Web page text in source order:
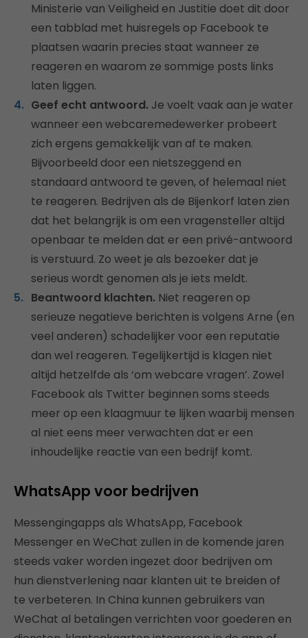
Ministerie van Veiligheid en Justitie doet dit door
een tabblad met huisregels op Facebook te
plaatsen waarin precies staat wanneer ze
reageren en waarom ze sommige posts links
laten liggen.
Geef echt antwoord. Je voelt vaak aan je water
wanneer een webcaremedewerker probeert
zich ergens gemakkelijk van af te maken.
Bijvoorbeeld door een nietszeggend en
standaard antwoord te geven, of helemaal niet
te reageren. Bedrijven als de Bijenkorf laten zien
dat het belangrijk is om een vragensteller altijd
openbaar te melden dat er een privé-antwoord
is verstuurd. Zo weet je als bezoeker dat je
serieus wordt genomen als je iets meldt.
Beantwoord klachten. Niet reageren op
serieuze negatieve berichten is volgens Arne (en
veel anderen) schadelijker voor een reputatie
dan wel reageren. Tegelijkertijd is klagen niet
altijd hetzelfde als ‘om webcare vragen’. Zowel
Facebook als Twitter beginnen soms steeds
meer op een klaagmuur te lijken waarbij mensen
al niet eens meer verwachten dat er een
inhoudelijke reactie van een bedrijf komt.
WhatsApp voor bedrijven
Messengingapps als WhatsApp, Facebook
Messenger en WeChat zullen in de komende jaren
steeds vaker worden ingezet door bedrijven om
hun dienstverlening naar klanten uit te breiden of
te verbeteren. In China kunnen gebruikers van
WeChat al betalingen verrichten voor goederen en